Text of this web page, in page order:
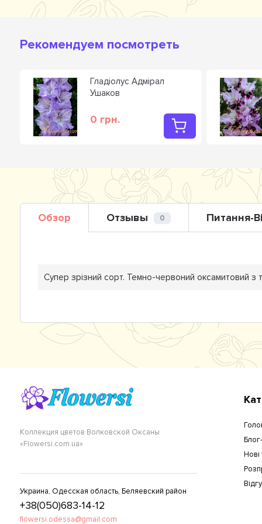
Рекомендуем посмотреть
Гладiолус Адмiрал
Ушаков
0 грн.
Обзор Отзывы 0 Питання-
Супер зрізний сорт. Темно-червоний оксамитовий з
Коллекция цветов Волковской Оксаны
«Flowersi.com.ua»
Украина, Одесская область, Беляевский район
+38(050)683-14-12
flowersi.odessa@gmail.com
Нові